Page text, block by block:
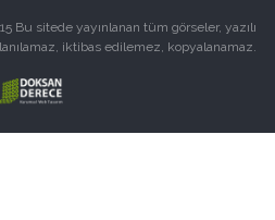
Bu sitede yayınlanan tüm görseler, yazılı
iktibas edilemez, kopyalanamaz.